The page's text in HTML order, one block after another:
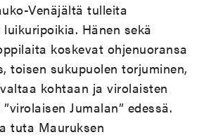
Venäjältä tulleita
Hänen sekä
koskevat ohjenuoransa
toisen sukupuolen torjuminen,
kohtaan ja virolaisten
Jumalan” edessä.
tuta Mauruksen